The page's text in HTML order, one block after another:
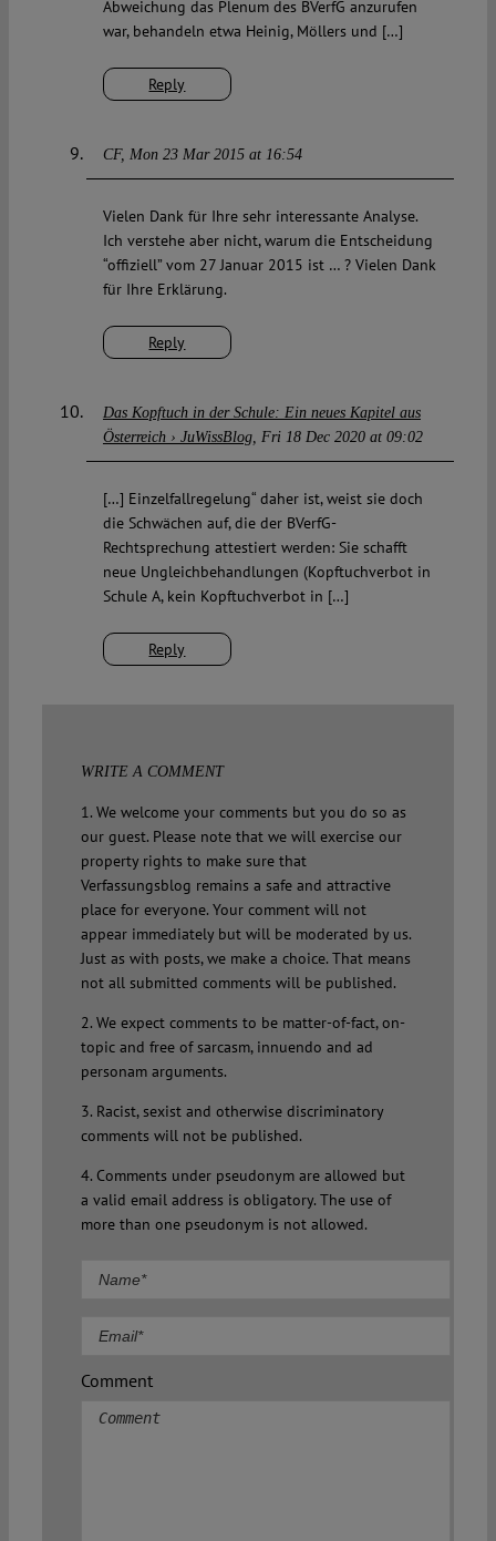
Reply
Abweichung das Plenum des BVerfG anzurufen
war, behandeln etwa Heinig, Möllers und […]
CF Mon 23 Mar 2015 at 16:54
Reply
Vielen Dank für Ihre sehr interessante Analyse.
Ich verstehe aber nicht, warum die Entscheidung
“offiziell” vom 27 Januar 2015 ist … ? Vielen Dank
für Ihre Erklärung.
Das Kopftuch in der Schule: Ein neues Kapitel aus
Österreich › JuWissBlog Fri 18 Dec 2020 at 09:02
Reply
[…] Einzelfallregelung“ daher ist, weist sie doch
die Schwächen auf, die der BVerfG-
Rechtsprechung attestiert werden: Sie schafft
neue Ungleichbehandlungen (Kopftuchverbot in
Schule A, kein Kopftuchverbot in […]
WRITE A COMMENT
1. We welcome your comments but you do so as
our guest. Please note that we will exercise our
property rights to make sure that
Verfassungsblog remains a safe and attractive
place for everyone. Your comment will not
appear immediately but will be moderated by us.
Just as with posts, we make a choice. That means
not all submitted comments will be published.
2. We expect comments to be matter-of-fact, on-
topic and free of sarcasm, innuendo and ad
personam arguments.
3. Racist, sexist and otherwise discriminatory
comments will not be published.
4. Comments under pseudonym are allowed but
a valid email address is obligatory. The use of
more than one pseudonym is not allowed.
Comment